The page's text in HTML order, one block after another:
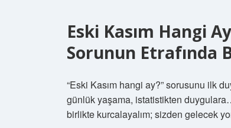
Eski Kasım Hangi
Sorunun Etrafında
“Eski Kasım hangi ay?” sorusunu ilk
günlük yaşama, istatistikten
birlikte kurcalayalım; sizden gelecek